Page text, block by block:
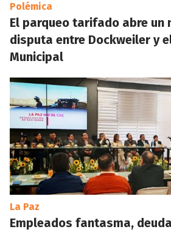
Polémica
El parqueo tarifado abre un
disputa entre Dockweiler y
Municipal
La Paz
Empleados fantasma,